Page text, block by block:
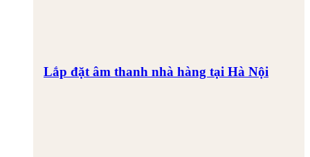
Lắp đặt âm thanh nhà hàng tại Hà Nội